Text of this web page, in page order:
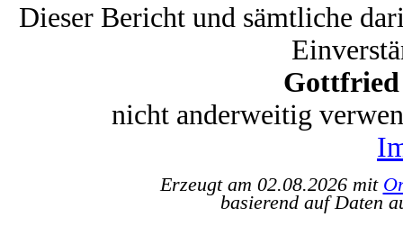
Dieser Bericht und sämtliche
Gottfried
nicht anderweitig
Erzeugt am 02.08.2026 mit
basierend auf Daten